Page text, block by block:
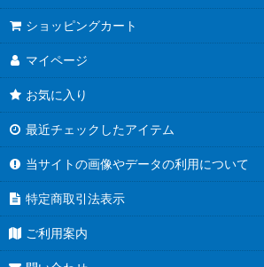
ショッピングカート
マイページ
お気に入り
最近チェックしたアイテム
当サイトの画像やデータの利用について
特定商取引法表示
ご利用案内